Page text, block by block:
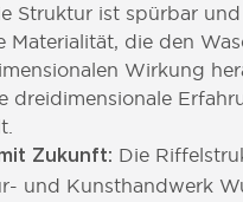
Struktur ist spürbar
Materialität, die den
Wirkung
dreidimensionale
Zukunft: Die
und Kunsthandwerk